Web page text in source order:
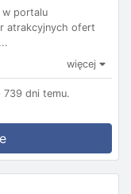
w portalu
atrakcyjnych ofert
więcej
739 dni temu.